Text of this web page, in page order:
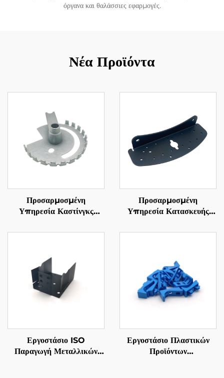
όργανα και θαλάσσιες εφαρμογές.
Νέα Προϊόντα
Προσαρμοσμένη
Υπηρεσία Καστίνγκς
Καστίνγκς Από Χάλβη
Προσαρμοσμένη
Υπηρεσία Κατασκευής
Καμπύλων Χάλυβας με
Εργοστάσιο ISO
Παραγωγή Μεταλλικών
Εργοστάσιο Πλαστικών
Προϊόντων